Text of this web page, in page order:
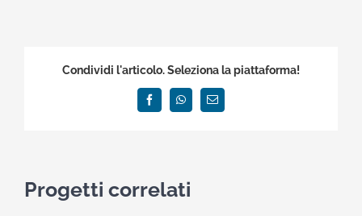
Condividi l'articolo. Seleziona la piattaforma!
FacebookWhatsAppEmail
Progetti correlati